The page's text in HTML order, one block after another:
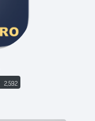
2,592